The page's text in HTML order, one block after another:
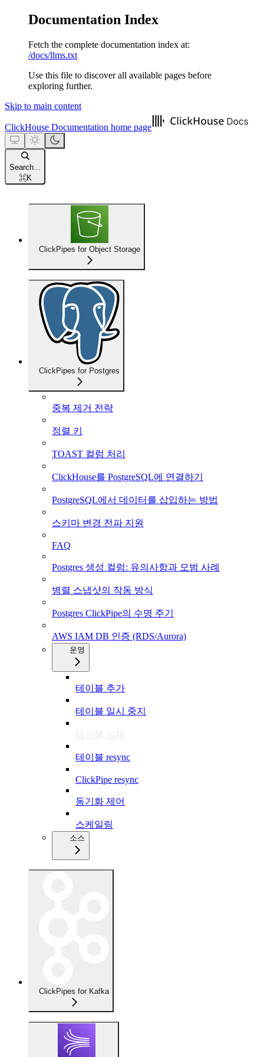
Documentation Index
Fetch the complete documentation index at:
/docs/llms.txt
Use this file to discover all available pages before
exploring further.
Skip to main content
ClickHouse Documentation home page
Search...
⌘K
ClickPipes for Object Storage
ClickPipes for Postgres
중복 제거 전략
정렬 키
TOAST 컬럼 처리
ClickHouse를 PostgreSQL에 연결하기
PostgreSQL에서 데이터를 삽입하는 방법
스키마 변경 전파 지원
FAQ
Postgres 생성 컬럼: 유의사항과 모범 사례
병렬 스냅샷의 작동 방식
Postgres ClickPipe의 수명 주기
AWS IAM DB 인증 (RDS/Aurora)
운영
테이블 추가
테이블 일시 중지
테이블 삭제
테이블 resync
ClickPipe resync
동기화 제어
스케일링
소스
ClickPipes for Kafka